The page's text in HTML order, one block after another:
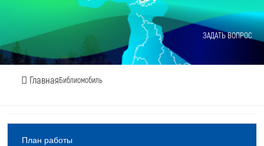
ЗАДАТЬ ВОПРОС
ГлавнаяБиблиомобиль
План работы